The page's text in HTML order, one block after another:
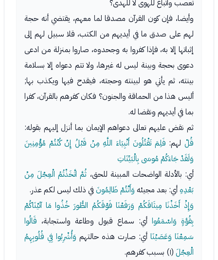
تعصب واتباع للهوى لا للهدى؟
وأيضا، فإن كون القرآن مصدقا لما معهم، يقتضي أنه حجة
لهم على صدق ما في أيديهم من الكتب، قلا سبيل لهم إلى
إثباتها إلا به، فإذا كفروا به وجحدوه، صاروا بمنزلة من ادعى
دعوى بحجة وبينة ليس له غيرها، ولا تتم دعواه إلا بسلامة
بينته، ثم يأتي هو لبينته وحجته، فيقدح فيها ويكذب بها;
أليس هذا من الحماقة والجنون؟ فكان كفرهم بالقرآن، كفرا
بما في أيديهم ونقضا له.
ثم نقض عليهم تعالى دعواهم الإيمان بما أنزل إليهم بقوله:
قُلْلهم: فَلِمَ تَقْتُلُونَ أَنْبِيَاءَ اللَّهِ مِنْ قَبْلُ إِنْ كُنْتُمْ مُؤْمِنِينَ
وَلَقَدْ جَاءَكُمْ مُوسَى بِالْبَيِّنَاتِ
أي: بالأدلة الواضحات المبينة للحق، ثُمَّ اتَّخَذْتُمُ الْعِجْلَ مِنْ
بَعْدِهِأي: بعد مجيئه وَأَنْتُمْ ظَالِمُونَفي ذلك ليس لكم عذر.
وَإِذْ أَخَذْنَا مِيثَاقَكُمْ وَرَفَعْنَا فَوْقَكُمُ الطُّورَ خُذُوا مَا آتَيْنَاكُمْ
بِقُوَّةٍ وَاسْمَعُوا أي: سماع قبول وطاعة واستجابة، قَالُوا
سَمِعْنَا وَعَصَيْنَا أي: صارت هذه حالتهم وَأُشْرِبُوا فِي قُلُوبِهِمُ
الْعِجْلَ (١) بسبب كفرهم.